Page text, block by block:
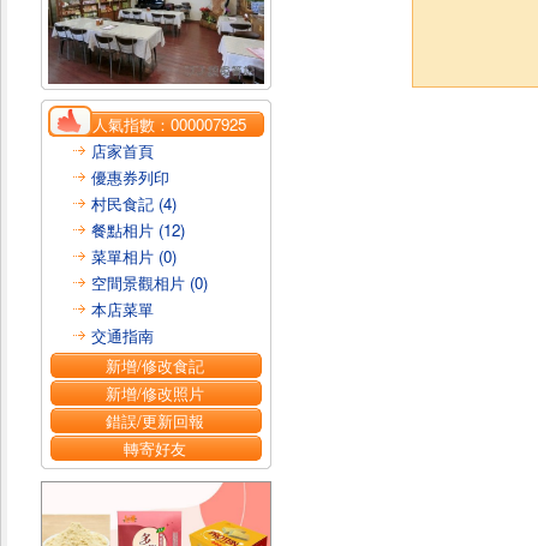
人氣指數：000007925
店家首頁
優惠券列印
村民食記 (4)
餐點相片 (12)
菜單相片 (0)
空間景觀相片 (0)
本店菜單
交通指南
新增/修改食記
新增/修改照片
錯誤/更新回報
轉寄好友